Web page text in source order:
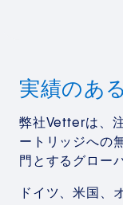
実績のあ
弊社Vetterは、
ートリッジへの
門とするグロー
ドイツ、米国、